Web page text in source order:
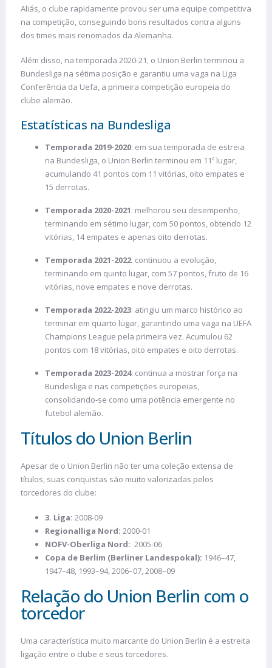
Aliás, o clube rapidamente provou ser uma equipe competitiva
na competição, conseguindo bons resultados contra alguns
dos times mais renomados da Alemanha.
Além disso, na temporada 2020-21, o Union Berlin terminou a
Bundesliga na sétima posição e garantiu uma vaga na Liga
Conferência da Uefa, a primeira competição europeia do
clube alemão.
Estatísticas na Bundesliga
Temporada 2019-2020: em sua temporada de estreia
na Bundesliga, o Union Berlin terminou em 11º lugar,
acumulando 41 pontos com 11 vitórias, oito empates e
15 derrotas.
Temporada 2020-2021: melhorou seu desempenho,
terminando em sétimo lugar, com 50 pontos, obtendo 12
vitórias, 14 empates e apenas oito derrotas.
Temporada 2021-2022: continuou a evolução,
terminando em quinto lugar, com 57 pontos, fruto de 16
vitórias, nove empates e nove derrotas.
Temporada 2022-2023: atingiu um marco histórico ao
terminar em quarto lugar, garantindo uma vaga na UEFA
Champions League pela primeira vez. Acumulou 62
pontos com 18 vitórias, oito empates e oito derrotas​.
Temporada 2023-2024: continua a mostrar força na
Bundesliga e nas competições europeias,
consolidando-se como uma potência emergente no
futebol alemão.
Títulos do Union Berlin
Apesar de o Union Berlin não ter uma coleção extensa de
títulos, suas conquistas são muito valorizadas pelos
torcedores do clube:
3. Liga: 2008-09
Regionalliga Nord: 2000-01
NOFV-Oberliga Nord: 2005-06
Copa de Berlim (Berliner Landespokal): 1946–47,
1947–48, 1993–94, 2006–07, 2008–09
Relação do Union Berlin com o
torcedor
Uma característica muito marcante do Union Berlin é a estreita
ligação entre o clube e seus torcedores.